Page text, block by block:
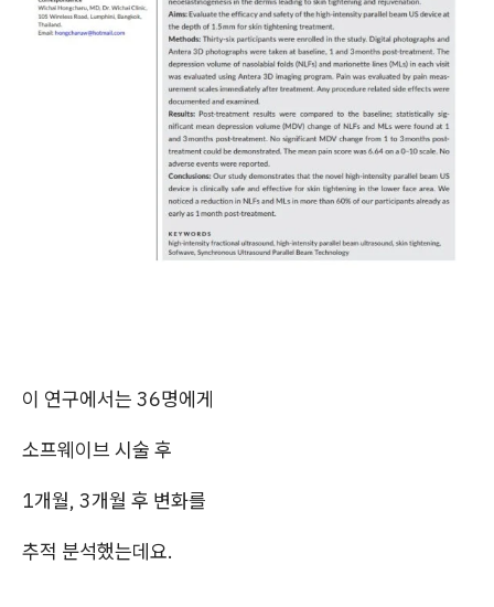
이 연구에서는 36명에게
소프웨이브 시술 후
1개월, 3개월 후 변화를
추적 분석했는데요.